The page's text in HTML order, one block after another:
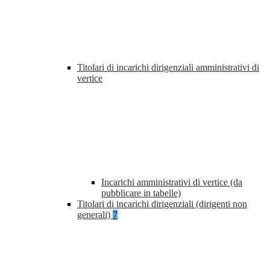
Titolari di incarichi dirigenziali amministrativi di
vertice
Incarichi amministrativi di vertice (da
pubblicare in tabelle)
Titolari di incarichi dirigenziali (dirigenti non
generali) 7